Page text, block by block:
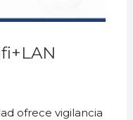
ofrece vigilancia